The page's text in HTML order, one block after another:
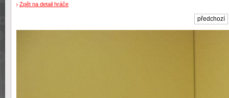
Zpět na detail hráče
předchozí